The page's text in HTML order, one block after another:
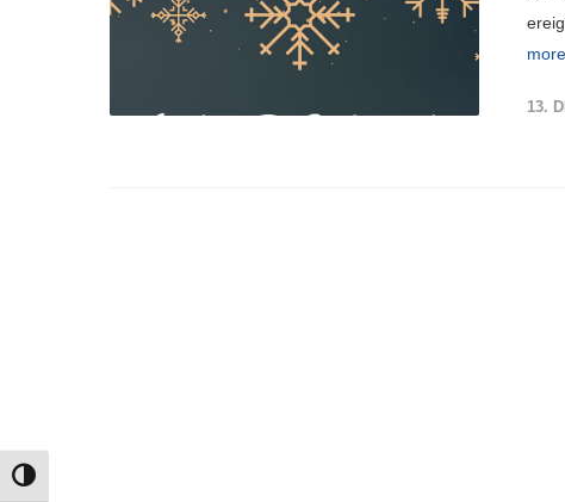
UMSCHALTEN AUF HOHE KONTRASTE
13.